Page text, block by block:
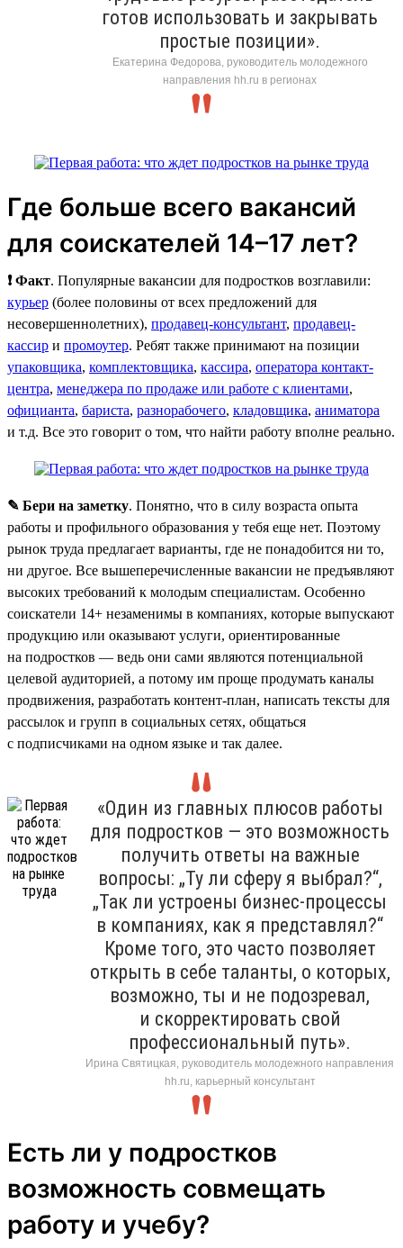
готов использовать и закрывать
простые позиции».
Екатерина Федорова, руководитель молодежного
направления hh.ru в регионах
Где больше всего вакансий
для соискателей 14–17 лет?
❗ Факт. Популярные вакансии для подростков возглавили:
курьер (более половины от всех предложений для
несовершеннолетних), продавец-консультант, продавец-
кассир и промоутер. Ребят также принимают на позиции
упаковщика, комплектовщика, кассира, оператора контакт-
центра, менеджера по продаже или работе с клиентами,
официанта, бариста, разнорабочего, кладовщика, аниматора
и т.д. Все это говорит о том, что найти работу вполне реально.
✎ Бери на заметку. Понятно, что в силу возраста опыта
работы и профильного образования у тебя еще нет. Поэтому
рынок труда предлагает варианты, где не понадобится ни то,
ни другое. Все вышеперечисленные вакансии не предъявляют
высоких требований к молодым специалистам. Особенно
соискатели 14+ незаменимы в компаниях, которые выпускают
продукцию или оказывают услуги, ориентированные
на подростков — ведь они сами являются потенциальной
целевой аудиторией, а потому им проще продумать каналы
продвижения, разработать контент-план, написать тексты для
рассылок и групп в социальных сетях, общаться
с подписчиками на одном языке и так далее.
«Один из главных плюсов работы
для подростков — это возможность
получить ответы на важные
вопросы: „Ту ли сферу я выбрал?“,
„Так ли устроены бизнес-процессы
в компаниях, как я представлял?“
Кроме того, это часто позволяет
открыть в себе таланты, о которых,
возможно, ты и не подозревал,
и скорректировать свой
профессиональный путь».
Ирина Святицкая, руководитель молодежного направления
hh.ru, карьерный консультант
Есть ли у подростков
возможность совмещать
работу и учебу?